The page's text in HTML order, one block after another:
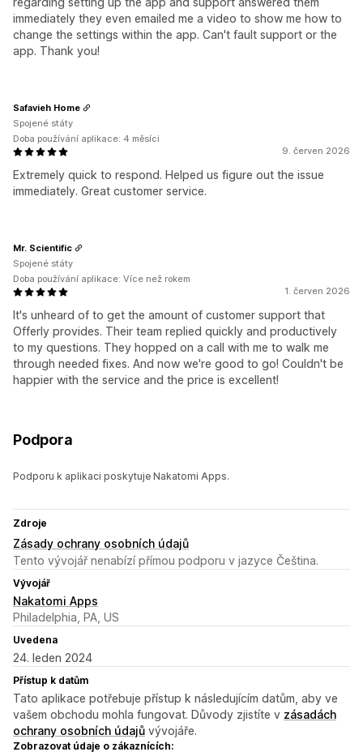
immediately they even emailed me a video to show me how to
change the settings within the app. Can't fault support or the
app. Thank you!
9. červen 2026
Extremely quick to respond. Helped us figure out the issue
immediately. Great customer service.
Safavieh Home
Spojené státy
Doba používání aplikace: 4 měsíci
1. červen 2026
It's unheard of to get the amount of customer support that
Offerly provides. Their team replied quickly and productively
to my questions. They hopped on a call with me to walk me
through needed fixes. And now we're good to go! Couldn't be
happier with the service and the price is excellent!
Mr. Scientific
Spojené státy
Doba používání aplikace: Více než rokem
Podpora
Podporu k aplikaci poskytuje Nakatomi Apps.
Zdroje
Zásady ochrany osobních údajů
Tento vývojář nenabízí přímou podporu v jazyce Čeština.
Vývojář
Nakatomi Apps
Philadelphia, PA, US
Uvedena
24. leden 2024
Přístup k datům
Tato aplikace potřebuje přístup k následujícím datům, aby ve
vašem obchodu mohla fungovat. Důvody zjistíte v zásadách
ochrany osobních údajů vývojáře.
Zobrazovat údaje o zákaznících: